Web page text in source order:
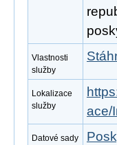
Vlastnosti
služby
Lokalizace
služby
ace/
Datové sady